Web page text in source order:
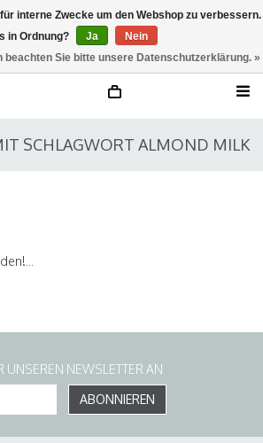
SCHLAGWORT ALMOND MILK
UNSEREN NEWSLETTER AN
ABONNIEREN
interne Zwecke um den Webshop zu verbessern.
in Ordnung?
Ja
Nein
beachten Sie bitte unsere Datenschutzerklärung. »